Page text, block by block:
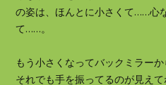
の姿は、ほんとに小さくて……心
て……。
もう小さくなってバックミラー
それでも手を振ってるのが見えて